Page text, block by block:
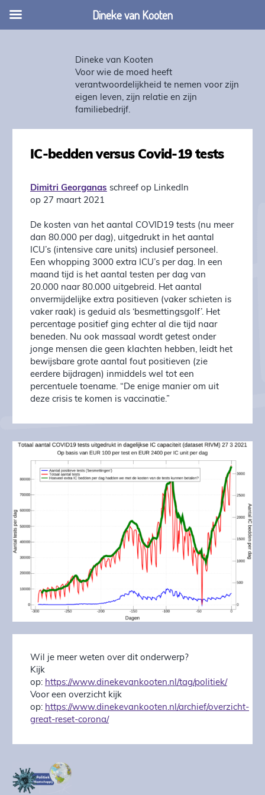
Dineke van Kooten
Voor wie de moed heeft
verantwoordelijkheid te nemen voor zijn
eigen leven, zijn relatie en zijn
familiebedrijf.
IC-bedden versus Covid-19 tests
Dimitri Georganas schreef op LinkedIn
op 27 maart 2021
De kosten van het aantal COVID19 tests (nu meer
dan 80.000 per dag), uitgedrukt in het aantal
ICU’s (intensive care units) inclusief personeel.
Een whopping 3000 extra ICU’s per dag. In een
maand tijd is het aantal testen per dag van
20.000 naar 80.000 uitgebreid. Het aantal
onvermijdelijke extra positieven (vaker schieten is
vaker raak) is geduid als ‘besmettingsgolf’. Het
percentage positief ging echter al die tijd naar
beneden. Nu ook massaal wordt getest onder
jonge mensen die geen klachten hebben, leidt het
bewijsbare grote aantal fout positieven (zie
eerdere bijdragen) inmiddels wel tot een
percentuele toename. “De enige manier om uit
deze crisis te komen is vaccinatie.”
Wil je meer weten over dit onderwerp?
Kijk
op: https://www.dinekevankooten.nl/tag/politiek/
Voor een overzicht kijk
op: https://www.dinekevankooten.nl/archief/overzicht-
great-reset-corona/
Dineke van Kooten